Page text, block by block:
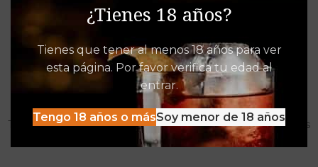
¿Tienes 18 años?
Tienes que tener al menos 18 años para ver
esta página. Por favor verifica tu edad al
entrar.
Tengo 18 años o másSoy menor de 18 años
Destacados de Vinalia
Mucho más que una Vinoteca
Tenemos las experiencias, descuentos y detacados pensados
para disfrutar al máximo de la oferta Vinalia